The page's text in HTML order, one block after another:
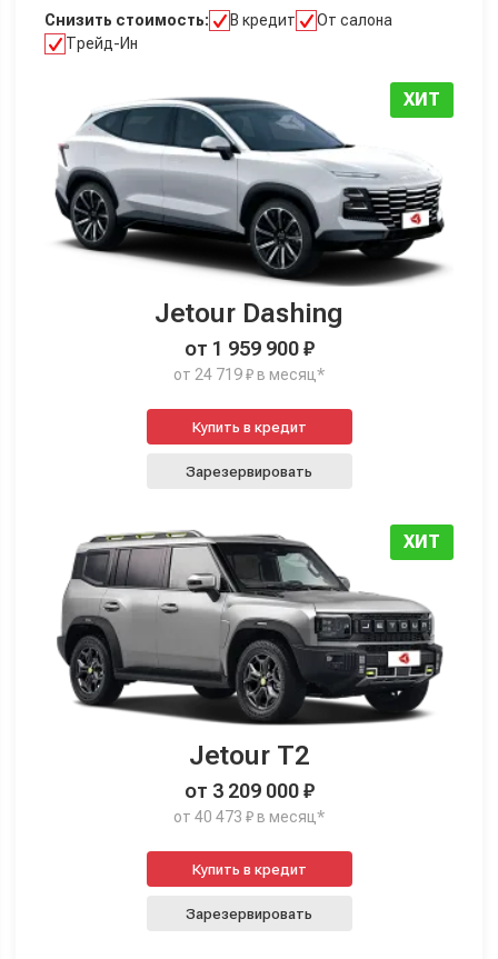
Снизить стоимость: В кредит
От салона
Трейд-Ин
ХИТ
Jetour Dashing
от 1 959 900 ₽
от 24 719 ₽ в месяц*
Купить в кредит
Зарезервировать
ХИТ
Jetour T2
от 3 209 000 ₽
от 40 473 ₽ в месяц*
Купить в кредит
Зарезервировать